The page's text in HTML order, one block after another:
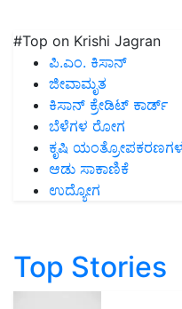
#Top on Krishi Jagran
ಪಿ.ಎಂ. ಕಿಸಾನ್
ಜೀವಾಮೃತ
ಕಿಸಾನ್ ಕ್ರೇಡಿಟ್ ಕಾರ್ಡ್
ಬೆಳೆಗಳ ರೋಗ
ಕೃಷಿ
ಆಡು ಸಾಕಾಣಿಕೆ
ಉದ್ಯೋಗ
Top Stories